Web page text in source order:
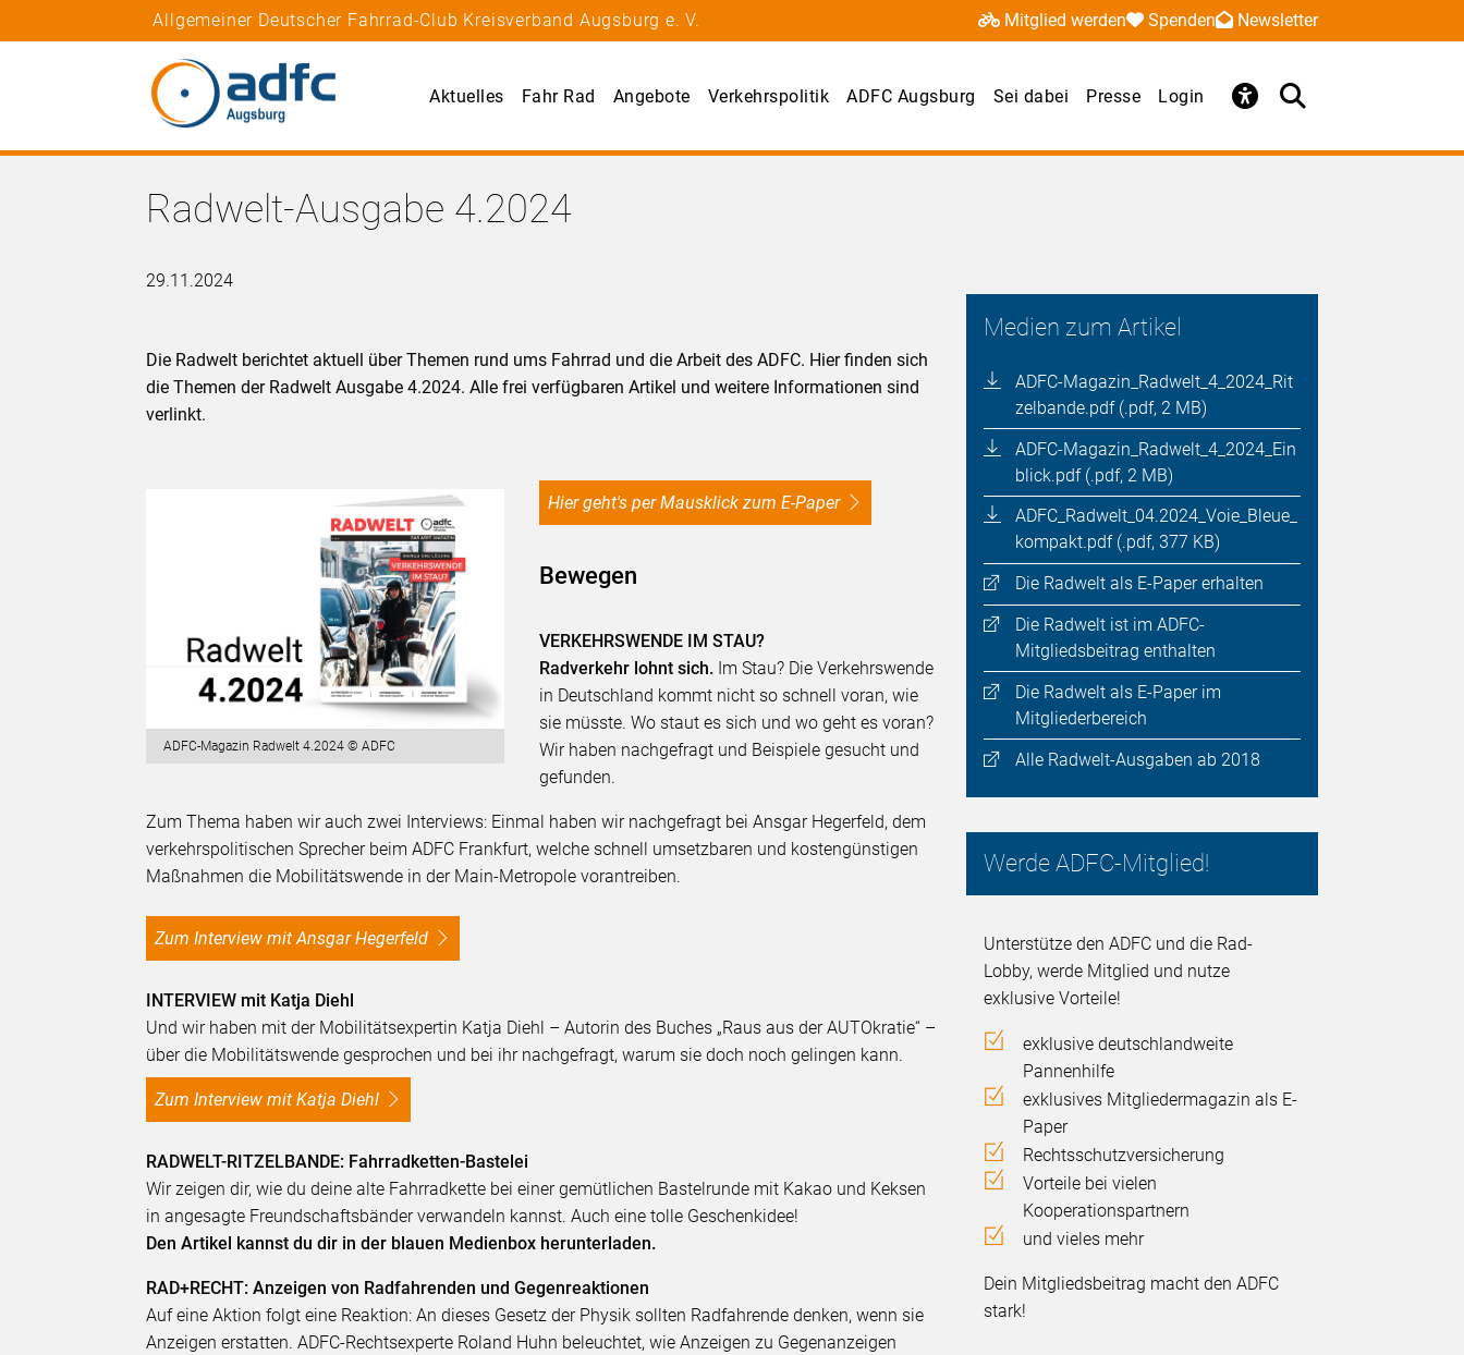
Allgemeiner Deutscher Fahrrad-Club Kreisverband Augsburg e. V. Mitglied werden Spenden Newsletter
Aktuelles Fahr Rad Angebote Verkehrspolitik ADFC Augsburg Sei dabei Presse Login
Radwelt-Ausgabe 4.2024
29.11.2024
Medien zum Artikel
ADFC-Magazin_Radwelt_4_2024_Rit
zelbande.pdf (.pdf, 2 MB)
ADFC-Magazin_Radwelt_4_2024_Ein
blick.pdf (.pdf, 2 MB)
ADFC_Radwelt_04.2024_Voie_Bleue_
kompakt.pdf (.pdf, 377 KB)
Die Radwelt als E-Paper erhalten
Die Radwelt ist im ADFC-
Mitgliedsbeitrag enthalten
Die Radwelt als E-Paper im
Mitgliederbereich
Alle Radwelt-Ausgaben ab 2018
Werde ADFC-Mitglied!
Unterstütze den ADFC und die Rad-
Lobby, werde Mitglied und nutze
exklusive Vorteile!
exklusive deutschlandweite
Pannenhilfe
exklusives Mitgliedermagazin als E-
Paper
Rechtsschutzversicherung
Vorteile bei vielen
Kooperationspartnern
und vieles mehr
Dein Mitgliedsbeitrag macht den ADFC
stark!
Die Radwelt berichtet aktuell über Themen rund ums Fahrrad und die Arbeit des ADFC. Hier finden sich
die Themen der Radwelt Ausgabe 4.2024. Alle frei verfügbaren Artikel und weitere Informationen sind
verlinkt.
ADFC-Magazin Radwelt 4.2024 © ADFC
Hier geht's per Mausklick zum E-Paper
Bewegen
VERKEHRSWENDE IM STAU?
Radverkehr lohnt sich. Im Stau? Die Verkehrswende
in Deutschland kommt nicht so schnell voran, wie
sie müsste. Wo staut es sich und wo geht es voran?
Wir haben nachgefragt und Beispiele gesucht und
gefunden.
Zum Thema haben wir auch zwei Interviews: Einmal haben wir nachgefragt bei Ansgar Hegerfeld, dem
verkehrspolitischen Sprecher beim ADFC Frankfurt, welche schnell umsetzbaren und kostengünstigen
Maßnahmen die Mobilitätswende in der Main-Metropole vorantreiben.
Zum Interview mit Ansgar Hegerfeld
INTERVIEW mit Katja Diehl
Und wir haben mit der Mobilitätsexpertin Katja Diehl – Autorin des Buches „Raus aus der AUTOkratie“ –
über die Mobilitätswende gesprochen und bei ihr nachgefragt, warum sie doch noch gelingen kann.
Zum Interview mit Katja Diehl
RADWELT-RITZELBANDE: Fahrradketten-Bastelei
Wir zeigen dir, wie du deine alte Fahrradkette bei einer gemütlichen Bastelrunde mit Kakao und Keksen
in angesagte Freundschaftsbänder verwandeln kannst. Auch eine tolle Geschenkidee!
Den Artikel kannst du dir in der blauen Medienbox herunterladen.
RAD+RECHT: Anzeigen von Radfahrenden und Gegenreaktionen
Auf eine Aktion folgt eine Reaktion: An dieses Gesetz der Physik sollten Radfahrende denken, wenn sie
Anzeigen erstatten. ADFC-Rechtsexperte Roland Huhn beleuchtet, wie Anzeigen zu Gegenanzeigen